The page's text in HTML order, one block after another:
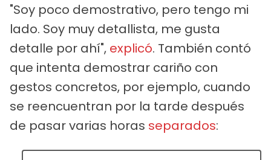
"Soy poco demostrativo, pero tengo mi
lado. Soy muy detallista, me gusta
detalle por ahí", explicó. También contó
que intenta demostrar cariño con
gestos concretos, por ejemplo, cuando
se reencuentran por la tarde después
de pasar varias horas separados: